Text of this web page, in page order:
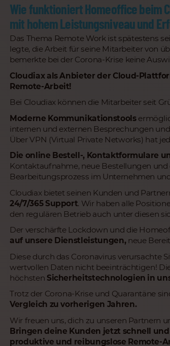
Wie funktioniert Homeoffice beim
mit hohem Leistungsniveau und
Das Thema Remote Work ist spätestens
legte, die Arbeit für seine Mitarbeiter von
bemerkte bei der Corona-Krise keine
Cloudiax als Anbieter der Cloud-
Remote-Arbeit!
Bei Cloudiax können die Mitarbeiter seit
Moderne Kommunikationstools
internen und externen Besprechungen
Über VPN (Virtual Private Networks) hat
Die online Bestell-, Kontaktformulare
Kontaktaufnahme, neue Bestellungen
Bearbeitungsprozess im Unternehmen
Cloudiax bietet seinen Kunden und
24/7/365 Support. Wir haben alle
den regulären Betrieb auch unter diesen
Der verschärfte Lockdown und die
auf unsere Dienstleistungen,neue
Diese durch das Coronavirus verursachte
wertvollen Daten nicht beeinträchtigen!
höchsten Sicherheitstechnologien in
Trotz der Corona-Krise und Quarantäne
Vergleich zu vorherigen Jahren.
Wir freuen uns, dich zu unseren Partnern
Bringen deine Kunden jetzt schnell
produktive und reibungslose Remote-